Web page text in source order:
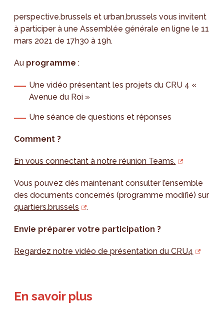
perspective.brussels et urban.brussels vous invitent
à participer à une Assemblée générale en ligne le 11
mars 2021 de 17h30 à 19h.
Au programme :
Une vidéo présentant les projets du CRU 4 «
Avenue du Roi »
Une séance de questions et réponses
Comment ?
En vous connectant à notre réunion Teams.
Vous pouvez dès maintenant consulter l’ensemble
des documents concernés (programme modifié) sur
quartiers.brussels
.
Envie préparer votre participation ?
Regardez notre vidéo de présentation du CRU4
En savoir plus